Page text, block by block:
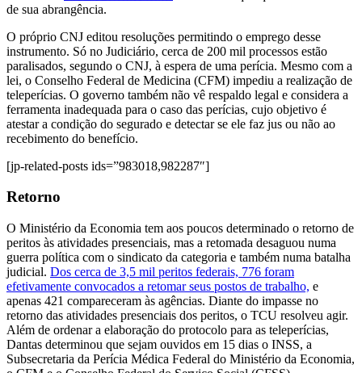
de sua abrangência.
O próprio CNJ editou resoluções permitindo o emprego desse
instrumento. Só no Judiciário, cerca de 200 mil processos estão
paralisados, segundo o CNJ, à espera de uma perícia. Mesmo com a
lei, o Conselho Federal de Medicina (CFM) impediu a realização de
teleperícias. O governo também não vê respaldo legal e considera a
ferramenta inadequada para o caso das perícias, cujo objetivo é
atestar a condição do segurado e detectar se ele faz jus ou não ao
recebimento do benefício.
[jp-related-posts ids=”983018,982287″]
Retorno
O Ministério da Economia tem aos poucos determinado o retorno de
peritos às atividades presenciais, mas a retomada desaguou numa
guerra política com o sindicato da categoria e também numa batalha
judicial. Dos cerca de 3,5 mil peritos federais, 776 foram
efetivamente convocados a retomar seus postos de trabalho, e
apenas 421 compareceram às agências. Diante do impasse no
retorno das atividades presenciais dos peritos, o TCU resolveu agir.
Além de ordenar a elaboração do protocolo para as teleperícias,
Dantas determinou que sejam ouvidos em 15 dias o INSS, a
Subsecretaria da Perícia Médica Federal do Ministério da Economia,